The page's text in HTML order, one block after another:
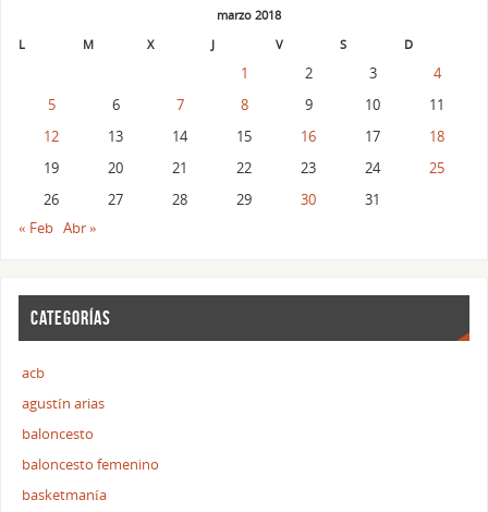
marzo 2018
L
M X J V S D
1 2 3
4
5
6 7 8 9 10
11
12
13 14 15 16 17
18
19
20 21 22 23 24
25
26
27 28 29 30
31
« Feb Abr »
CATEGORÍAS
acb
agustín arias
baloncesto
baloncesto femenino
basketmanía